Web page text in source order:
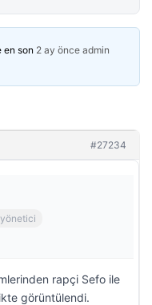
en son 2 ay önce admin
#27234
rapçi Sefo ile
görüntülendi.